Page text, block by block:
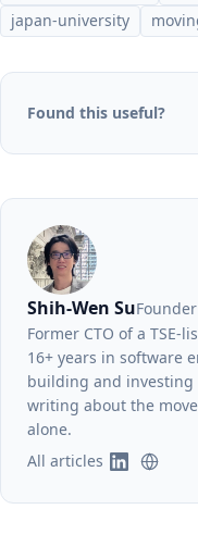
japan-university
Found this useful?
Shih-Wen Su
Former CTO of a
16+ years in software
building and investing
writing about the
alone.
All articles